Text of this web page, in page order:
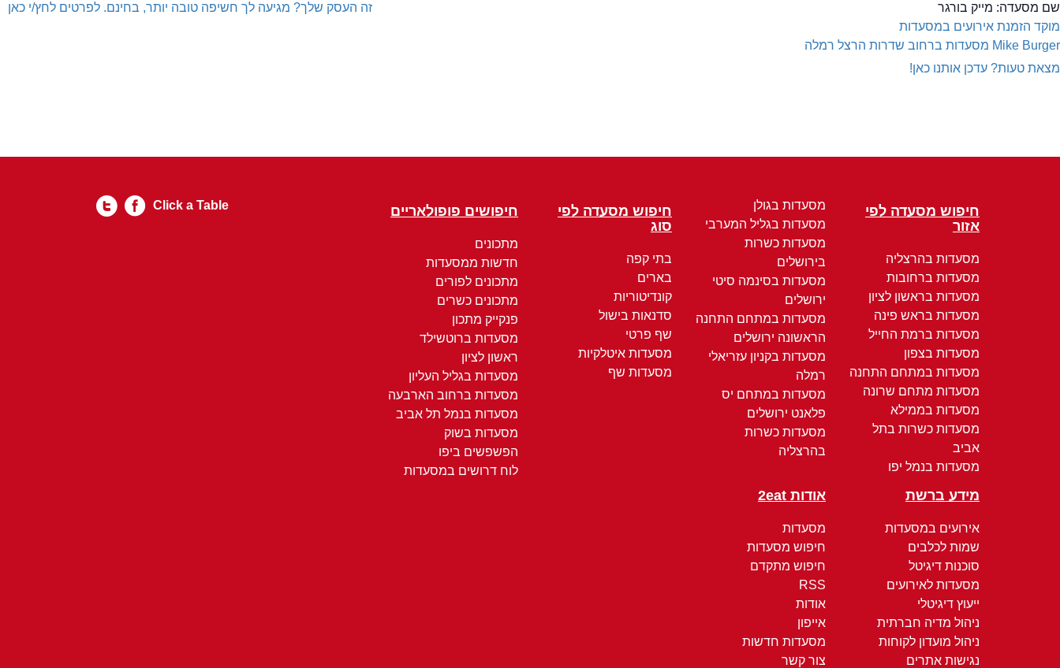
זה העסק שלך? מגיעה לך חשיפה טובה יותר, בחינם. לפרטים לחץ/י כאן שם מסעדה: מייק בורגר
מוקד הזמנת אירועים במסעדות
Mike Burger מסעדות ברחוב שדרות הרצל רמלה
מצאת טעות? עדכן אותנו כאן!
חיפוש מסעדה לפי
אזור
מסעדות בהרצליה
מסעדות ברחובות
מסעדות בראשון לציון
מסעדות בראש פינה
מסעדות ברמת החייל
מסעדות בצפון
מסעדות במתחם התחנה
מסעדות מתחם שרונה
מסעדות בממילא
מסעדות כשרות בתל
אביב
מסעדות בנמל יפו
מסעדות בגולן
מסעדות בגליל המערבי
מסעדות כשרות
בירושלים
מסעדות בסינמה סיטי
ירושלים
מסעדות במתחם התחנה
הראשונה ירושלים
מסעדות בקניון עזריאלי
רמלה
מסעדות במתחם יס
פלאנט ירושלים
מסעדות כשרות
בהרצליה
חיפוש מסעדה לפי
סוג
בתי קפה
בארים
קונדיטוריות
סדנאות בישול
שף פרטי
מסעדות איטלקיות
מסעדות שף
חיפושים פופולאריים
מתכונים
חדשות ממסעדות
מתכונים לפורים
מתכונים כשרים
פנקייק מתכון
מסעדות ברוטשילד
ראשון לציון
מסעדות בגליל העליון
מסעדות ברחוב הארבעה
מסעדות בנמל תל אביב
מסעדות בשוק
הפשפשים ביפו
לוח דרושים במסעדות
מידע ברשת
אירועים במסעדות
שמות לכלבים
סוכנות דיגיטל
מסעדות לאירועים
ייעוץ דיגיטלי
ניהול מדיה חברתית
ניהול מועדון לקוחות
נגישות אתרים
אודות 2eat
מסעדות
חיפוש מסעדות
חיפוש מתקדם
RSS
אודות
אייפון
מסעדות חדשות
צור קשר
Click a Table